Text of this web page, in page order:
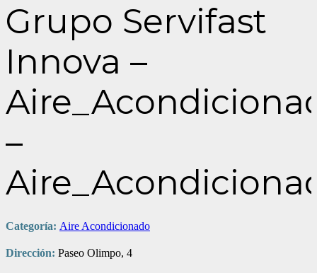
Grupo Servifast
Innova –
–
Categoría: Aire Acondicionado
Dirección: Paseo Olimpo, 4